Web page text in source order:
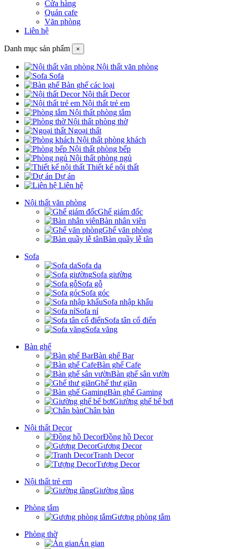
Cửa hàng
Quán cafe
Văn phòng
Liên hệ
Danh mục sản phẩm ×
Nội thất văn phòng
Sofa
Bàn ghế các loại
Nội thất Decor
Nội thất trẻ em
Nội thất phòng tắm
Nội thất phòng thờ
Ngoại thất
Nội thất phòng khách
Nội thất phòng bếp
Nội thất phòng ngủ
Thiết kế nội thất
Dự án
Liên hệ
Nội thất văn phòng
Ghế giám đốc
Bàn nhân viên
Ghế văn phòng
Bàn quầy lễ tân
Sofa
Sofa da
Sofa giường
Sofa gỗ
Sofa góc
Sofa nhập khẩu
Sofa nỉ
Sofa tân cổ điển
Sofa văng
Bàn ghế
Bàn ghế Bar
Bàn ghế Cafe
Bàn ghế sân vườn
Ghế thư giãn
Bàn ghế Gaming
Giường ghế bể bơi
Chân bàn
Nội thất Decor
Đồng hồ Decor
Gương Decor
Tranh Decor
Tượng Decor
Nội thất trẻ em
Giường tầng
Phòng tắm
Gương phòng tắm
Phòng thờ
Án gian